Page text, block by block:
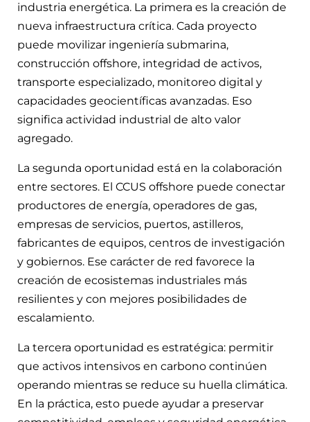
industria energética. La primera es la creación de
nueva infraestructura crítica. Cada proyecto
puede movilizar ingeniería submarina,
construcción offshore, integridad de activos,
transporte especializado, monitoreo digital y
capacidades geocientíficas avanzadas. Eso
significa actividad industrial de alto valor
agregado.
La segunda oportunidad está en la colaboración
entre sectores. El CCUS offshore puede conectar
productores de energía, operadores de gas,
empresas de servicios, puertos, astilleros,
fabricantes de equipos, centros de investigación
y gobiernos. Ese carácter de red favorece la
creación de ecosistemas industriales más
resilientes y con mejores posibilidades de
escalamiento.
La tercera oportunidad es estratégica: permitir
que activos intensivos en carbono continúen
operando mientras se reduce su huella climática.
En la práctica, esto puede ayudar a preservar